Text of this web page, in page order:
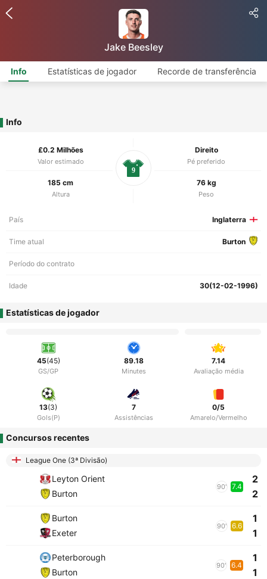
Jake Beesley
Info Estatísticas de jogador Recorde de transferência
Info
£0.2 Milhões
Valor estimado
Direito
Pé preferido
185 cm
Altura
76 kg
Peso
9
País Inglaterra
Time atual Burton
Período do contrato
Idade 30(12-02-1996)
Estatísticas de jogador
45(45)
GS/GP
89.18
Minutes
7.14
Avaliação média
13(3)
Gols(P)
7
Assistências
0/5
Amarelo/Vermelho
Concursos recentes
League One (3ª Divisão)
Leyton Orient
Burton
90' 7.4
2
2
Burton
Exeter
90' 6.6
1
1
Peterborough
Burton
90' 6.4
1
1